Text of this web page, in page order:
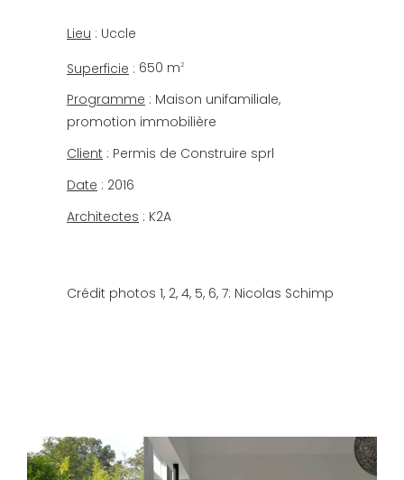
Lieu : Uccle
Superficie : 650 m2
Programme : Maison unifamiliale,
promotion immobilière
Client : Permis de Construire sprl
Date : 2016
Architectes : K2A
Crédit photos 1, 2, 4, 5, 6, 7: Nicolas Schimp